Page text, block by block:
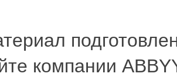
компании